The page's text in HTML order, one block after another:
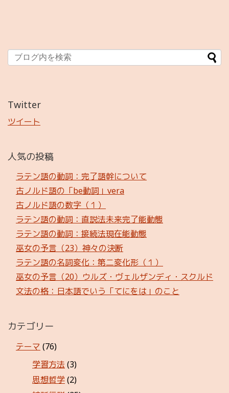
Twitter
ツイート
人気の投稿
ラテン語の動詞：完了語幹について
古ノルド語の「be動詞」vera
古ノルド語の数字（１）
ラテン語の動詞：直説法未来完了能動態
ラテン語の動詞：接続法現在能動態
巫女の予言（23）神々の決断
ラテン語の名詞変化：第二変化形（１）
巫女の予言（20）ウルズ・ヴェルザンディ・スクルド
文法の格：日本語でいう「てにをは」のこと
カテゴリー
テーマ (76)
学習方法 (3)
思想哲学(2)